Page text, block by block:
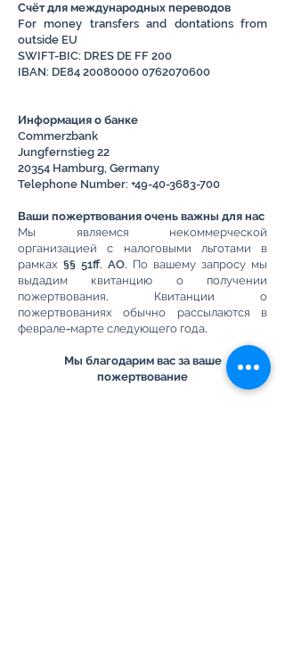
Счёт для международных переводов
For money transfers and dontations from
outside EU
SWIFT-BIC: DRES DE FF 200
IBAN: DE84 20080000 0762070600
Информация о банке
Commerzbank
Jungfernstieg 22
20354 Hamburg, Germany
Telephone Number: +49-40-3683-700
Ваши пожертвования очень важны для нас
Мы являемся некоммерческой
организацией с налоговыми льготами в
рамках §§ 51ff. AO. По вашему запросу мы
выдадим квитанцию о получении
пожертвования. Квитанции о
пожертвованиях обычно рассылаются в
феврале-марте следующего года.
Мы благодарим вас за ваше
пожертвование